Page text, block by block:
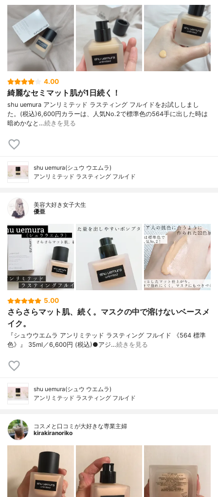
4.00
綺麗なセミマット肌が1日続く！
shu uemura アンリミテッド ラスティング フルイドをお試ししまし
た。(税込)6,600円カラーは、人気No.2で標準色の564手に出した時は
暗めかなと…続きを見る
shu uemura(シュウ ウエムラ)
アンリミテッド ラスティング フルイド
美容大好き女子大生
優亜
5.00
さらさらマット肌、続く。マスクの中で溶けないベースメ
イク。
『シュウウエムラ アンリミテッド ラスティング フルイド 《564 標準
色》』 35ml／6,600円 (税込)●アジ…続きを見る
shu uemura(シュウ ウエムラ)
アンリミテッド ラスティング フルイド
コスメと口コミが大好きな専業主婦
kirakiranoriko